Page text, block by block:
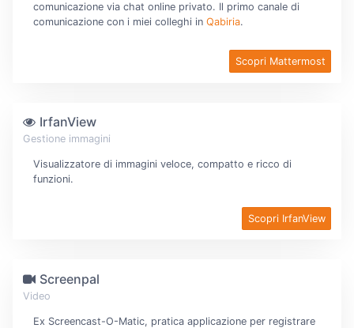
comunicazione via chat online privato. Il primo canale di
comunicazione con i miei colleghi in Qabiria.
Scopri Mattermost
IrfanView
Gestione immagini
Visualizzatore di immagini veloce, compatto e ricco di
funzioni.
Scopri IrfanView
Screenpal
Video
Ex Screencast-O-Matic, pratica applicazione per registrare